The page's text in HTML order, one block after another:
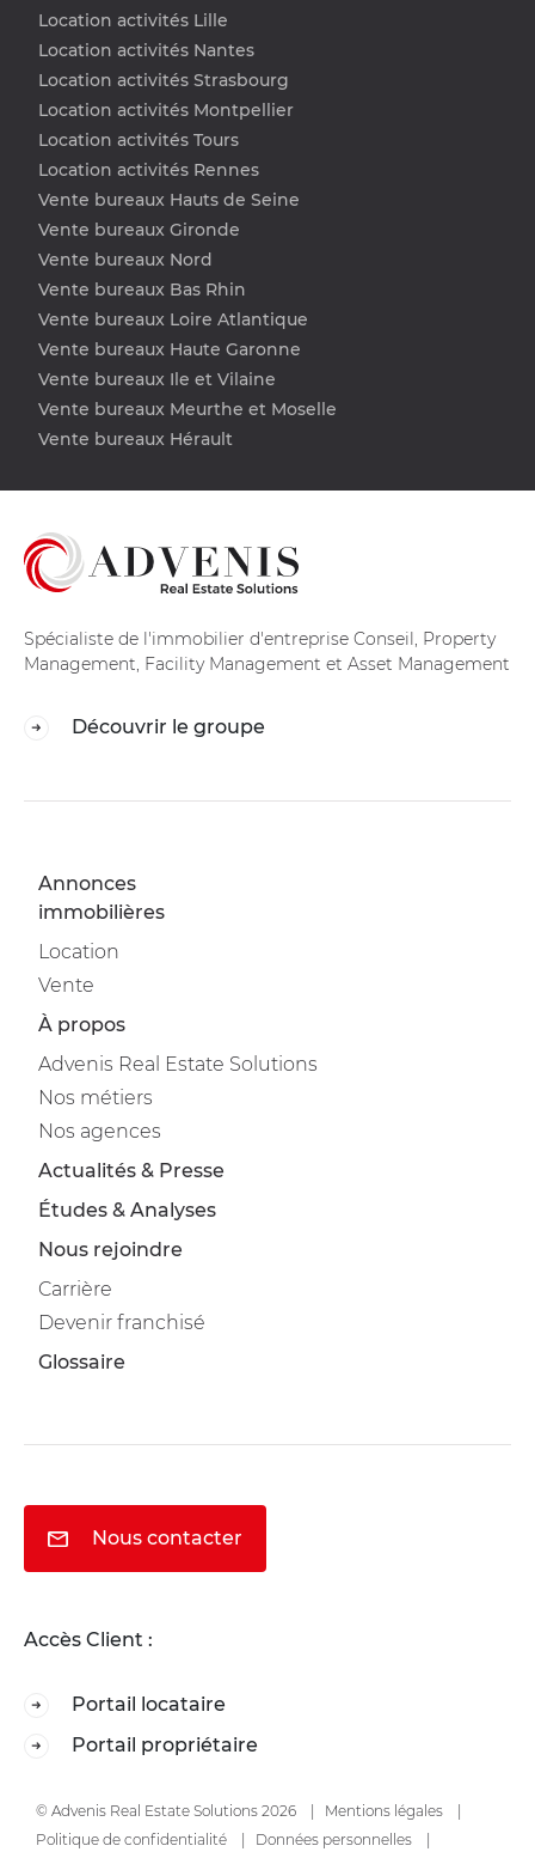
Location activités Lille
Location activités Nantes
Location activités Strasbourg
Location activités Montpellier
Location activités Tours
Location activités Rennes
Vente bureaux Hauts de Seine
Vente bureaux Gironde
Vente bureaux Nord
Vente bureaux Bas Rhin
Vente bureaux Loire Atlantique
Vente bureaux Haute Garonne
Vente bureaux Ile et Vilaine
Vente bureaux Meurthe et Moselle
Vente bureaux Hérault
Spécialiste de l'immobilier d'entreprise Conseil, Property
Management, Facility Management et Asset Management
Découvrir le groupe
Annonces
immobilières
Location
Vente
À propos
Advenis Real Estate Solutions
Nos métiers
Nos agences
Actualités & Presse
Études & Analyses
Nous rejoindre
Carrière
Devenir franchisé
Glossaire
Nous contacter
Accès Client :
Portail locataire
Portail propriétaire
© Advenis Real Estate Solutions 2026
Mentions légales
Politique de confidentialité
Données personnelles